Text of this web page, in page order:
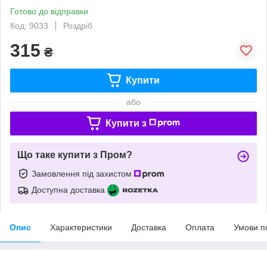
Готово до відправки
Код: 9033
Роздріб
315 ₴
Купити
або
Купити з
Що таке купити з Пром?
Замовлення під захистом
Доступна доставка
Опис Характеристики Доставка Оплата Умови